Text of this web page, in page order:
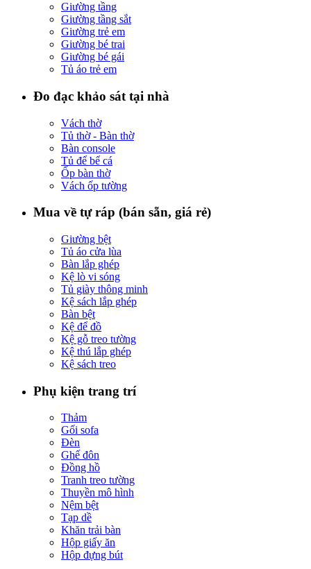
Giường tầng
Giường tầng sắt
Giường trẻ em
Giường bé trai
Giường bé gái
Tủ áo trẻ em
Đo đạc khảo sát tại nhà
Vách thờ
Tủ thờ - Bàn thờ
Bàn console
Tủ để bể cá
Ốp bàn thờ
Vách ốp tường
Mua về tự ráp (bán sẵn, giá rẻ)
Giường bệt
Tủ áo cửa lùa
Bàn lắp ghép
Kệ lò vi sóng
Tủ giày thông minh
Kệ sách lắp ghép
Bàn bệt
Kệ để đồ
Kệ gỗ treo tường
Kệ thú lắp ghép
Kệ sách treo
Phụ kiện trang trí
Thảm
Gối sofa
Đèn
Ghế đôn
Đồng hồ
Tranh treo tường
Thuyền mô hình
Nệm bệt
Tạp dề
Khăn trải bàn
Hộp giấy ăn
Hộp đựng bút